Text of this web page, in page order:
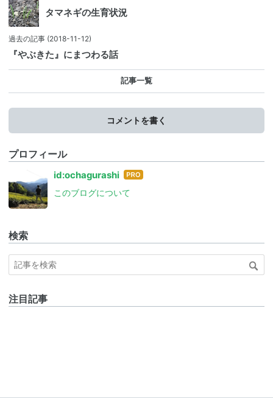
タマネギの生育状況
過去の記事 (2018-11-12)
『やぶきた』にまつわる話
記事一覧
コメントを書く
プロフィール
id:ochagurashi はて
ログ
このブログについて
検索
注目記事